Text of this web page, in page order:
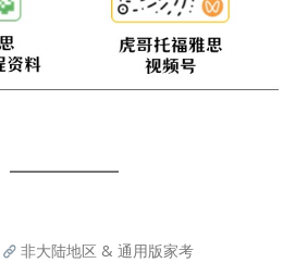
非大陆地区 & 通用版家考